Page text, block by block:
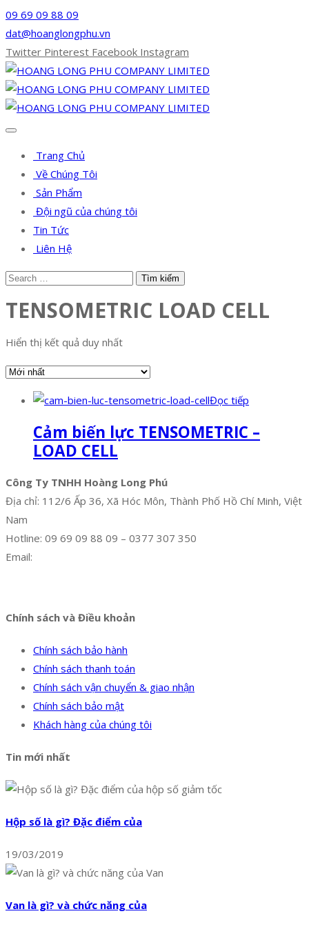
09 69 09 88 09
dat@hoanglongphu.vn
Twitter Pinterest Facebook Instagram
Trang Chủ
Về Chúng Tôi
Sản Phẩm
Đội ngũ của chúng tôi
Tin Tức
Liên Hệ
TENSOMETRIC LOAD CELL
Hiển thị kết quả duy nhất
Đọc tiếp
Cảm biến lực TENSOMETRIC –
LOAD CELL
Công Ty TNHH Hoàng Long Phú
Địa chỉ: 112/6 Ấp 36, Xã Hóc Môn, Thành Phố Hồ Chí Minh, Việt
Nam
Hotline: 09 69 09 88 09 – 0377 307 350
Email:
Chính sách và Điều khoản
Chính sách bảo hành
Chính sách thanh toán
Chính sách vận chuyển & giao nhận
Chính sách bảo mật
Khách hàng của chúng tôi
Tin mới nhất
Hộp số là gì? Đặc điểm của
19/03/2019
Van là gì? và chức năng của